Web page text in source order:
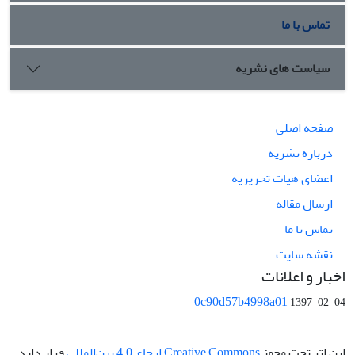
تماس با ما
سیاست های نشریه
صفحه اصلی
درباره نشریه
اعضای هیات تحریریه
ارسال مقاله
تماس با ما
نقشه سایت
اخبار و اعلانات
0c90d57b4998a011397-02-04